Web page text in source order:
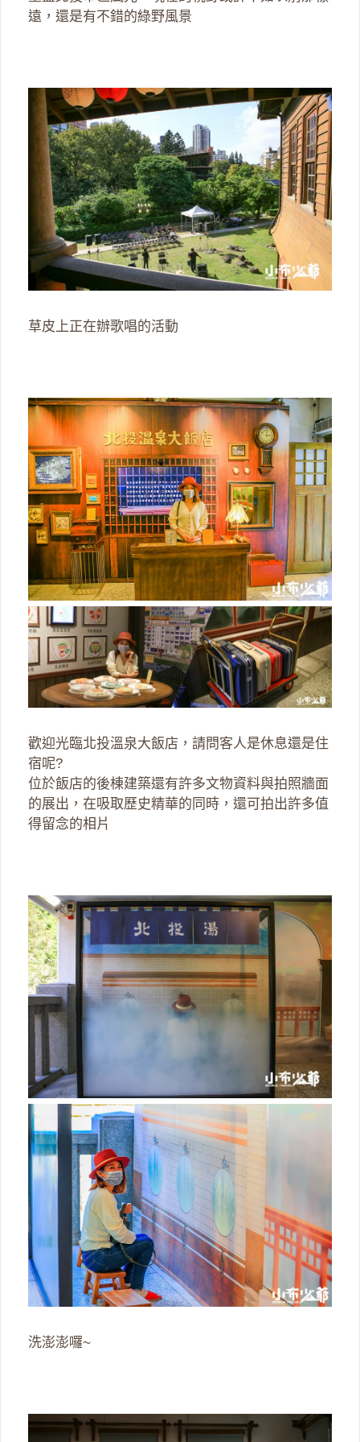
遠，還是有不錯的綠野風景
草皮上正在辦歌唱的活動
歡迎光臨北投溫泉大飯店，請問客人是休息還是住
宿呢?
位於飯店的後棟建築還有許多文物資料與拍照牆面
的展出，在吸取歷史精華的同時，還可拍出許多值
得留念的相片
洗澎澎囉~